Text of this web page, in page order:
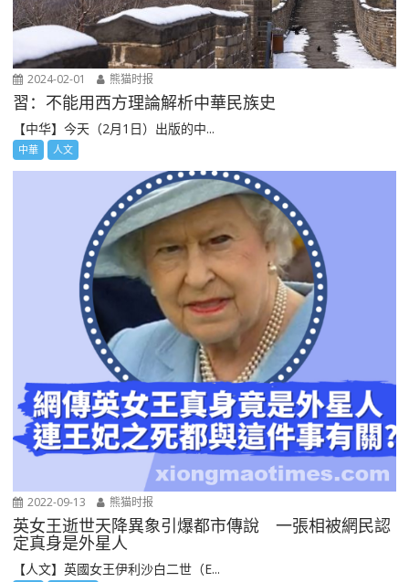
2024-02-01 熊猫时报
習：不能用西方理論解析中華民族史
【中华】今天（2月1日）出版的中...
中華 人文
2022-09-13 熊猫时报
英女王逝世天降異象引爆都市傳說 一張相被網民認
定真身是外星人
【人文】英國女王伊利沙白二世（E...